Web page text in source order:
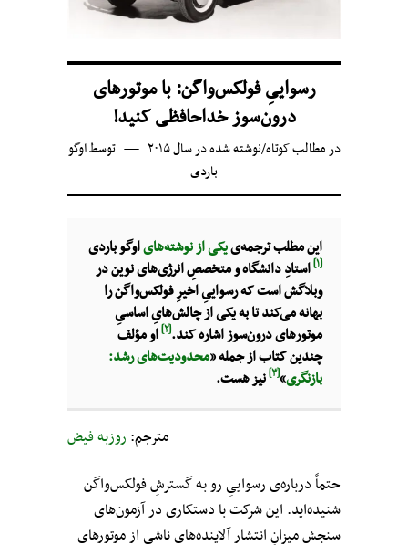
رسواییِ فولکس‌واگن: با موتورهای
درون‌سوز خداحافظی کنید!
درمطالب کوتاه/نوشته شده در سال ۲۰۱۵ توسطاوگو
باردی
این مطلب ترجمه‌ییکی از نوشته‌‌هایاوگو باردی
[۱]استادِ دانشگاه و متخصصِ انرژی‌های نوین در
وبلاگش است که رسواییِ اخیرِ فولکس‌واگن را
بهانه می‌کند تا به یکی از چالش‌هایِ‌ اساسیِ
موتورهای درون‌سوز اشاره کند.[۲]او مؤلف
چندین کتاب از جمله «محدودیت‌های رشد:
بازنگری»[۳]نیز هست.
مترجم: روزبه فیض
حتماً درباره‌ی رسواییِ رو به گسترشِ فولکس‌واگن
شنیده‌اید. این شرکت با دستکاری در آزمون‌های
سنجشِ میزانِ انتشارِ‌ آلاینده‌های ناشی از موتورهای